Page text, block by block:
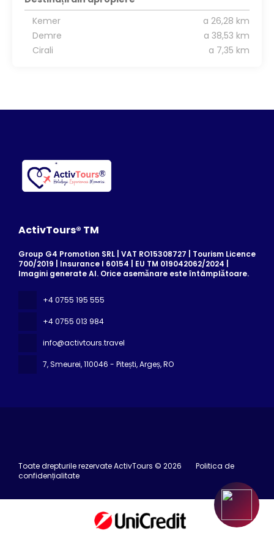
Kemer
a 26,28 km
Demre
a 38,53 km
Cirali
a 7,35 km
ActivTours® TM
Group G4 Promotion SRL | VAT RO15308727 | Tourism Licence
700/2019 | Insurance I 60154 | EU TM 019042062/2024 |
Imagini generate AI. Orice asemănare este întâmplătoare.
+4 0755 195 555
+4 0755 013 984
info@activtours.travel
7, Smeurei, 110046 - Pitești, Argeș, RO
Toate drepturile rezervate ActivTours © 2026
Politica de
confidențialitate